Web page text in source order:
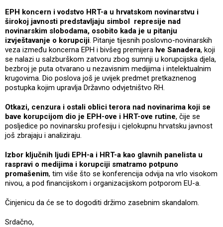
EPH koncern i vodstvo HRT-a u hrvatskom novinarstvu i
širokoj javnosti predstavljaju simbol represije nad
novinarskim slobodama, osobito kada je u pitanju
izvještavanje o korupciji. Pitanje tijesnih poslovno-novinarskih
veza između koncerna EPH i bivšeg premijera Ive Sanadera, koji
se nalazi u salzburškom zatvoru zbog sumnji u korupcijska djela,
bezbroj je puta otvarano u nezavisnim medijima i intelektualnim
krugovima. Dio poslova još je uvijek predmet pretkaznenog
postupka kojim upravlja Državno odvjetništvo RH.
Otkazi, cenzura i ostali oblici terora nad novinarima koji se
bave korupcijom dio je EPH-ove i HRT-ove rutine, čije se
posljedice po novinarsku profesiju i cjelokupnu hrvatsku javnost
još zbrajaju i analiziraju.
Izbor ključnih ljudi EPH-a i HRT-a kao glavnih panelista u
raspravi o medijima i korupciji smatramo potpuno
promašenim, tim više što se konferencija odvija na vrlo visokom
nivou, a pod financijskom i organizacijskom potporom EU-a.
Činjenicu da će se to dogoditi držimo zasebnim skandalom.
Srdačno,